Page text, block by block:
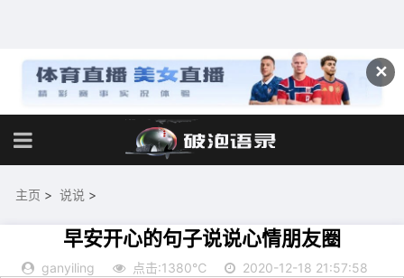
✕
主页 > 说说 >
早安开心的句子说说心情朋友圈
ganyiling 点击:1380℃
2020-12-18 21:57:58